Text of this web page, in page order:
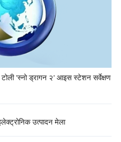
'स्नो ड्रागन २' आइस स्टेशन सर्वेक्षण
इलेक्ट्रोनिक उत्पादन मेला